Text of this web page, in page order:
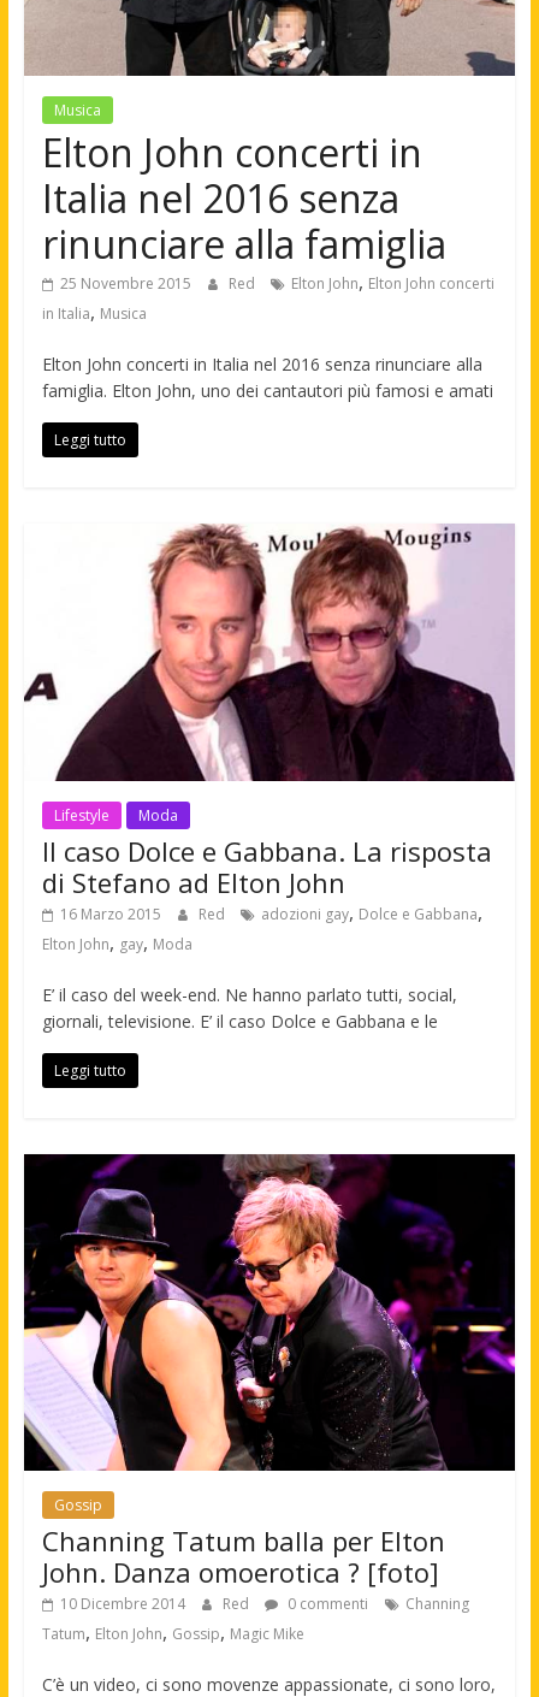
Musica
Elton John concerti in
Italia nel 2016 senza
rinunciare alla famiglia
25 Novembre 2015 Red Elton John, Elton John concerti
in Italia, Musica
Elton John concerti in Italia nel 2016 senza rinunciare alla
famiglia. Elton John, uno dei cantautori più famosi e amati
Leggi tutto
Lifestyle Moda
Il caso Dolce e Gabbana. La risposta
di Stefano ad Elton John
16 Marzo 2015 Red adozioni gay, Dolce e Gabbana,
Elton John, gay, Moda
E’ il caso del week-end. Ne hanno parlato tutti, social,
giornali, televisione. E’ il caso Dolce e Gabbana e le
Leggi tutto
Gossip
Channing Tatum balla per Elton
John. Danza omoerotica ? [foto]
10 Dicembre 2014 Red 0 commenti
Channing
Tatum, Elton John, Gossip, Magic Mike
C’è un video, ci sono movenze appassionate, ci sono loro,